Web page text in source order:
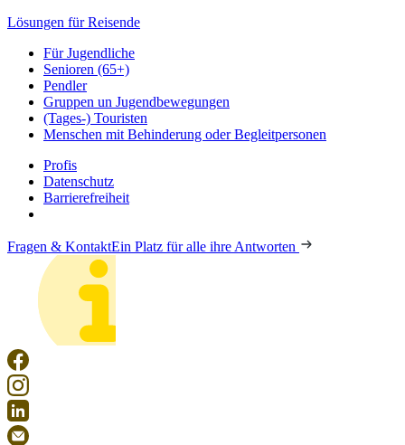
Lösungen für Reisende
Für Jugendliche
Senioren (65+)
Pendler
Gruppen un Jugendbewegungen
(Tages-) Touristen
Menschen mit Behinderung oder Begleitpersonen
Profis
Datenschutz
Barrierefreiheit
Fragen & KontaktEin Platz für alle ihre Antworten